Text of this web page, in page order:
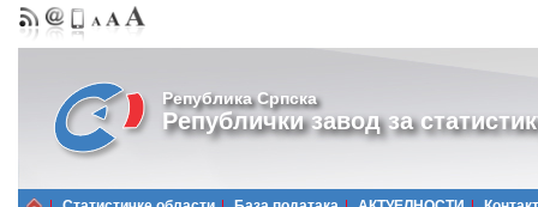
Република Српска
Републички завод за